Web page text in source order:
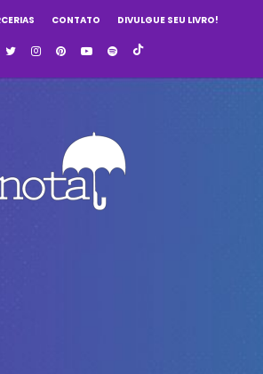
CONTATO DIVULGUE SEU LIVRO!